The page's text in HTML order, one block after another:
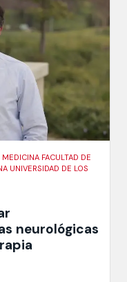
FACULTAD DE
UNIVERSIDAD DE LOS
neurológicas